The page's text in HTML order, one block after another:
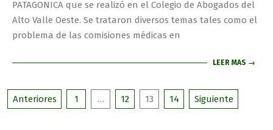
PATAGONICA que se realizó en el Colegio de Abogados del
Alto Valle Oeste. Se trataron diversos temas tales como el
problema de las comisiones médicas en
LEER MAS →
Anteriores 1 … 12 13 14 Siguiente